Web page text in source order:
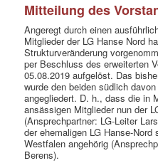
Mitteilung des
Angeregt durch einen
Mitglieder der LG Hanse Nord
Strukturveränderung
per Beschluss des erweiterten
05.08.2019 aufgelöst. Das
wurde den beiden südlich
angegliedert. D. h., dass die in
ansässigen Mitglieder nun der
(Ansprechpartner: LG-Leiter
der ehemaligen LG Hanse-Nord
Westfalen angehörig
Berens).